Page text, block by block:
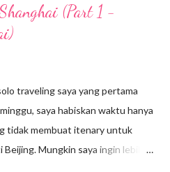
(Part 1 -
traveling saya yang pertama
saya habiskan waktu hanya
tidak membuat itenary untuk
Mungkin saya ingin lebih